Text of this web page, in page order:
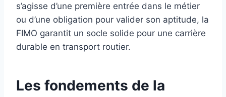
s’agisse d’une première entrée dans le métier
ou d’une obligation pour valider son aptitude, la
FIMO garantit un socle solide pour une carrière
durable en transport routier.
Les fondements de la